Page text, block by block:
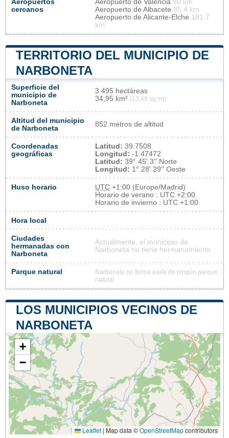
Aeropuertos
cercanos
Aeropuerto de Valencia 90 km
Aeropuerto de Albacete 95.4 km
Aeropuerto de Alicante-Elche 181.7
km
TERRITORIO DEL MUNICIPIO DE
NARBONETA
Superficie del
municipio de
Narboneta
3 495 hectáreas
34,95 km² (13,49 sq mi)
Altitud del municipio
de Narboneta
852 metros de altitud
Coordenadas
geográficas
Latitud: 39.7508
Longitud: -1.47472
Latitud: 39° 45' 3'' Norte
Longitud: 1° 28' 29'' Oeste
Huso horario UTC +1:00 (Europe/Madrid)
Horario de verano : UTC +2:00
Horario de invierno : UTC +1:00
Hora local
Ciudades
hermanadas con
Narboneta
Actualmente, el municipio de
Narboneta no tiene hermanamiento
Parque natural
Narboneta no forma parte de ningún parque
natural
LOS MUNICIPIOS VECINOS DE
NARBONETA
+
−
Leaflet | Map data ©OpenStreetMapcontributors